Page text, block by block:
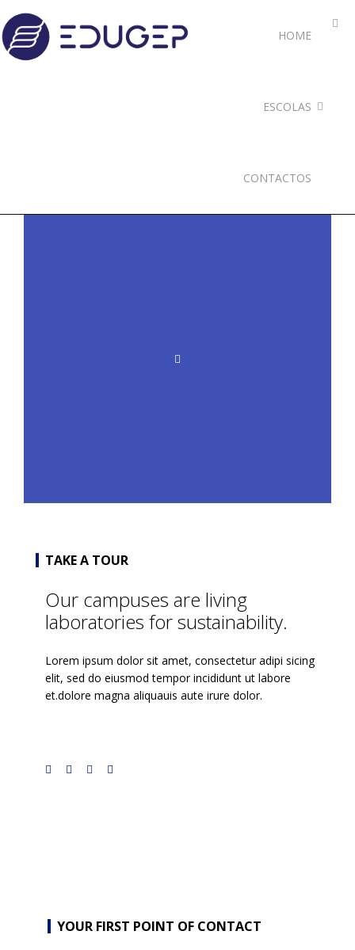
HOME
ESCOLAS
CONTACTOS
TAKE A TOUR
Our campuses are living
laboratories for sustainability.
Lorem ipsum dolor sit amet, consectetur adipi sicing
elit, sed do eiusmod tempor incididunt ut labore
et.dolore magna aliquauis aute irure dolor.
YOUR FIRST POINT OF CONTACT